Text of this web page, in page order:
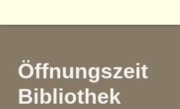
springen
Öffnungszeit
Bibliothek